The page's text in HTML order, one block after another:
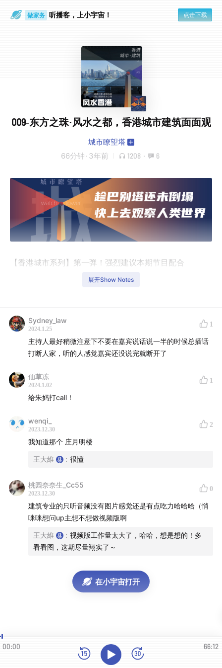
做家务 听播客，上小宇宙！ 点击下载
009-东方之珠·风水之都，香港城市建筑面面观
城市瞭望塔
66分钟 · 3年前 1208 · 6
【香港城市系列】第一弹！强烈建议本期节目配合
shownote图文收听阅读。提起香港，大家想必有很多复
保存着最传统的思想文化，流传着各种风水斗法的都市传
说。这里是南中国的尽端，也是海洋世界的前哨，中西方
的文化和事物在这里曲折地交织在一起，形成了绝无仅有
的独特景观。本期节目，特邀香港青年建筑师——朱老
师，来跟我一起，从城市风水学聊起，一起分享香港的建
筑故事，带大家漫步香港的城市空间。
奇妙格局，迎送合局与九曲来水
中环的风水斗法
21:28
都市传闻还是确有其事，香港的建筑到底讲不讲风
水？
Part 2 中西杂糅——香港经典建筑
新旧并立，复杂的香港城市空间
怡和大厦、大会堂、邮政总署……香港经典的现代主
50:39
九龙城寨，Promax版城中村，最强烈的香港城市符
展开Show Notes
Sydney_law
2024.1.25
1
主持人最好稍微注意下不要在嘉宾说话说一半的时候总插话
打断人家，听的人感觉嘉宾还没说完就断开了
仙草冻
2024.1.02
1
给朱妈打call！
wenqi_
2023.12.30
2
我知道那个 庄月明楼
王大維 : 很懂
桃园奈奈生_Cc55
2023.12.30
0
建筑专业的只听音频没有图片感觉还是有点吃力哈哈哈（悄
咪咪想问up主想不想做视频版啊
王大維 : 视频版工作量太大了，哈哈，想是想的！多
看看图，这期尽量翔实了～
在小宇宙打开
00:00 66:12